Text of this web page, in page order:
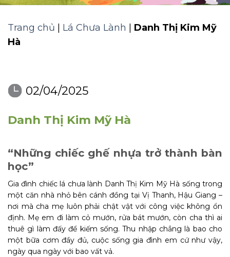
Trang chủ Lá Chưa Lành
Danh Thị Kim Mỹ
Hà
02/04/2025
Danh Thị Kim Mỹ Hà
“Những chiếc ghế nhựa trở thành bàn
học”
Gia đình chiếc lá chưa lành Danh Thị Kim Mỹ Hà sống trong
một căn nhà nhỏ bên cánh đồng tại Vị Thanh, Hậu Giang –
nơi mà cha mẹ luôn phải chật vật với công việc không ổn
định. Mẹ em đi làm cỏ mướn, rửa bát mướn, còn cha thì ai
thuê gì làm đấy để kiếm sống. Thu nhập chẳng là bao cho
một bữa cơm đầy đủ, cuộc sống gia đình em cứ như vậy,
ngày qua ngày với bao vất vả.